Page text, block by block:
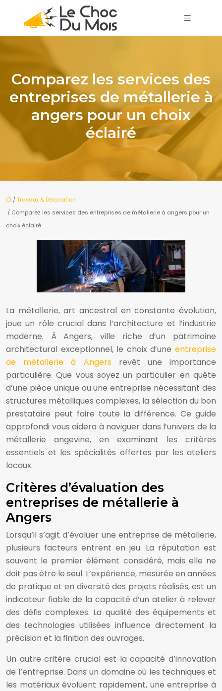
Comparez les services des
entreprises de métallerie à
angers pour un choix
éclairé
/Travaux & Décoration
/ Comparez les services des entreprises de métallerie à angers pour un
choix éclairé
La métallerie, art ancestral en constante évolution,
joue un rôle crucial dans l’architecture et l’industrie
moderne. À Angers, ville riche d’un patrimoine
architectural exceptionnel, le choix d’une entreprise
de métallerie à Angersrevêt une importance
particulière. Que vous soyez un particulier en quête
d’une pièce unique ou une entreprise nécessitant des
structures métalliques complexes, la sélection du bon
prestataire peut faire toute la différence. Ce guide
approfondi vous aidera à naviguer dans l’univers de la
métallerie angevine, en examinant les critères
essentiels et les spécialités offertes par les ateliers
locaux.
Critères d’évaluation des
entreprises de métallerie à
Angers
Lorsqu’il s’agit d’évaluer une entreprise de métallerie,
plusieurs facteurs entrent en jeu. La réputation est
souvent le premier élément considéré, mais elle ne
doit pas être le seul. L’expérience, mesurée en années
de pratique et en diversité des projets réalisés, est un
indicateur fiable de la capacité d’un atelier à relever
des défis complexes. La qualité des équipements et
des technologies utilisées influence directement la
précision et la finition des ouvrages.
Un autre critère crucial est la capacité d’innovation
de l’entreprise. Dans un domaine où les techniques et
les matériaux évoluent rapidement, une entreprise à